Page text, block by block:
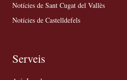
Notícies de Sant Cugat del Vallès
Notícies de Castelldefels
Serveis